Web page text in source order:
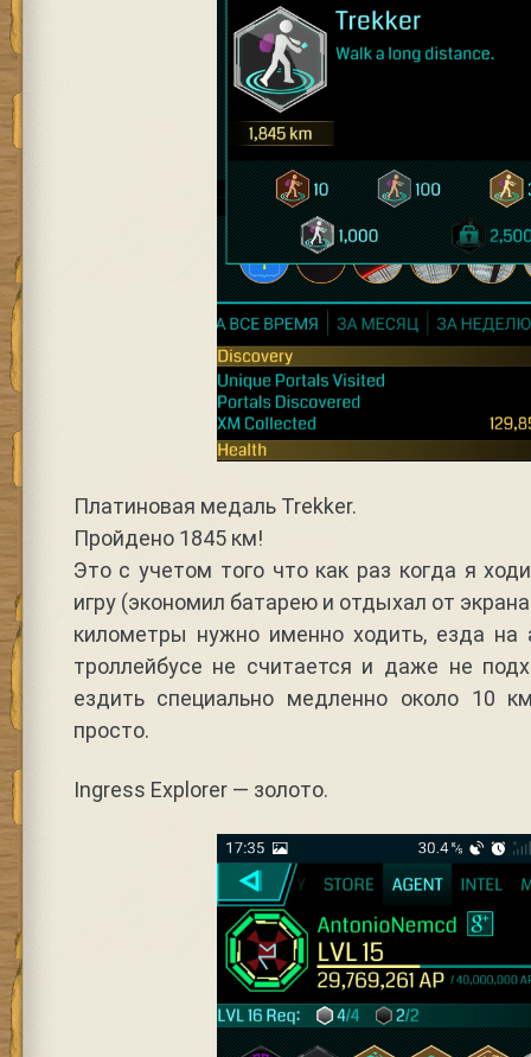
Платиновая медаль Trekker.
Пройдено 1845 км!
Это с учетом того что как раз когда я
игру (экономил батарею и отдыхал от
километры нужно именно ходить, езда на
троллейбусе не считается и даже не
ездить специально медленно около 10
просто.
Ingress Explorer — золото.